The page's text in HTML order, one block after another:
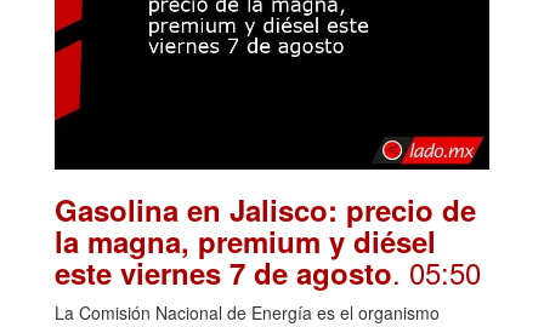
Gasolina en Jalisco: precio de
la magna, premium y diésel
este viernes 7 de agosto. 05:50
La Comisión Nacional de Energía es el organismo